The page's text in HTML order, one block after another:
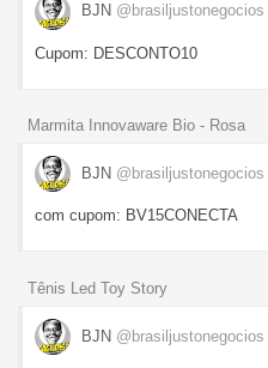
BJN @brasiljustonegocios
Cupom: DESCONTO10
Marmita Innovaware Bio - Rosa
BJN @brasiljustonegocios
com cupom: BV15CONECTA
Tênis Led Toy Story
BJN @brasiljustonegocios